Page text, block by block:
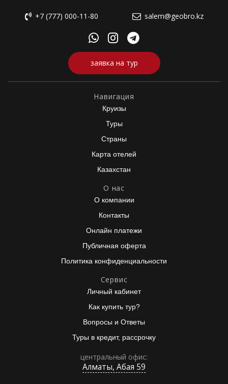
+7 (777) 000-11-80 salem@geobro.kz
заявка на тур
Навигация
Круизы
Туры
Страны
Карта отелей
Казахстан
О нас
О компании
Контакты
Онлайн платежи
Публичная оферта
Политика конфиденциальности
Сервис
Личный кабинет
Как купить тур?
Вопросы и Ответы
Туры в кредит, рассрочку
центральный офис:
Алматы, Абая 59